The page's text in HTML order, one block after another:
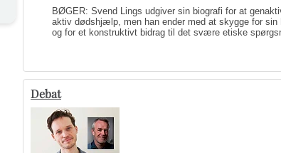
BØGER: Svend Lings udgiver sin biografi for at
aktiv dødshjælp, men han ender med at skygge for sin
og for et konstruktivt bidrag til det svære etiske
Debat